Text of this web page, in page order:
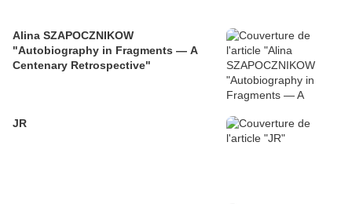
Alina SZAPOCZNIKOW
"Autobiography in Fragments — A
Centenary Retrospective"
JR